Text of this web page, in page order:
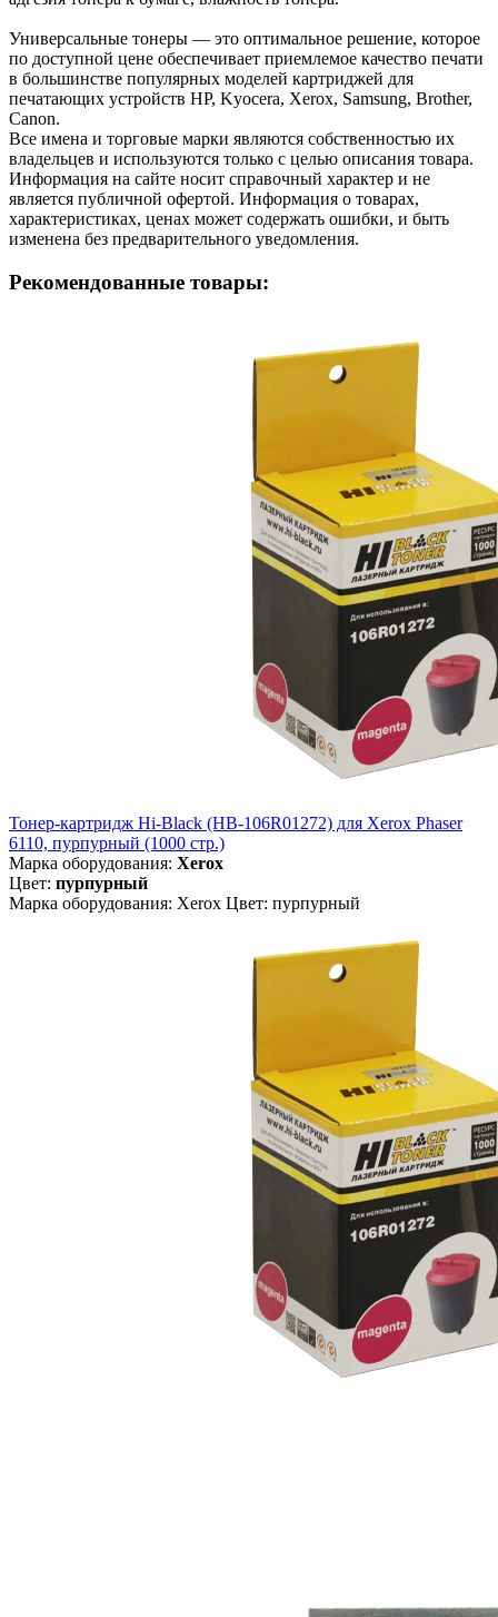
Универсальные тонеры — это оптимальное решение, которое
по доступной цене обеспечивает приемлемое качество печати
в большинстве популярных моделей картриджей для
печатающих устройств HP, Kyocera, Xerox, Samsung, Brother,
Canon.
Все имена и торговые марки являются собственностью их
владельцев и используются только с целью описания товара.
Информация на сайте носит справочный характер и не
является публичной офертой. Информация о товарах,
характеристиках, ценах может содержать ошибки, и быть
изменена без предварительного уведомления.
Рекомендованные товары:
Тонер-картридж Hi-Black (HB-106R01272) для Xerox Phaser
6110, пурпурный (1000 стр.)
Марка оборудования: Xerox
Цвет: пурпурный
Марка оборудования: Xerox Цвет: пурпурный